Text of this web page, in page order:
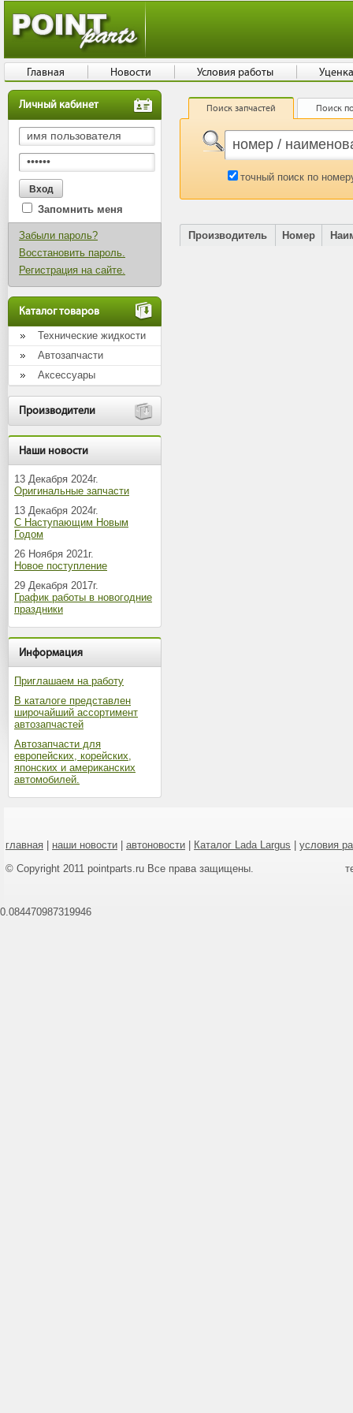
Личный кабинет
Запомнить меня
Забыли пароль?
Восстановить пароль.
Регистрация на сайте.
Каталог товаров
Технические жидкости
Автозапчасти
Аксессуары
Производители
Наши новости
13 Декабря 2024г.
Оригинальные запчасти
13 Декабря 2024г.
С Наступающим Новым
Годом
26 Ноября 2021г.
Новое поступление
29 Декабря 2017г.
График работы в новогодние
праздники
Информация
Приглашаем на работу
В каталоге представлен
широчайший ассортимент
автозапчастей
Автозапчасти для
европейских, корейских,
японских и американских
автомобилей.
Поиск запчастей Поиск
точный поиск по
Производитель Номер
главная наши новости автоновости Каталог Lada Largus
условия
© Copyright 2011 pointparts.ru Все права защищены.
Главная Новости Условия работы
0.084470987319946